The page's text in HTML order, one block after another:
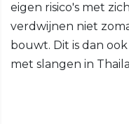
eigen risico's met
verdwijnen niet
bouwt. Dit is dan
met slangen in